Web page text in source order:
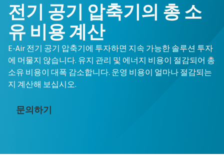
전기 공기 압축기의 총 소
유 비용 계산
E-Air 전기 공기 압축기에 투자하면 지속 가능한 솔루션 투자
에 머물지 않습니다. 유지 관리 및 에너지 비용이 절감되어 총
소유 비용이 대폭 감소합니다. 운영 비용이 얼마나 절감되는
지 계산해 보십시오.
문의하기